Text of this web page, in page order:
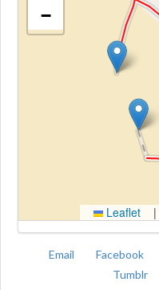
−
Leaflet |
Email Facebook
Tumblr